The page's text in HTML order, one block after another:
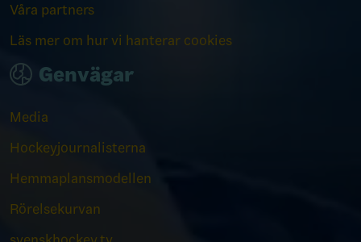
Våra partners
Läs mer om hur vi hanterar cookies
Genvägar
Media
Hockeyjournalisterna
Hemmaplansmodellen
Rörelsekurvan